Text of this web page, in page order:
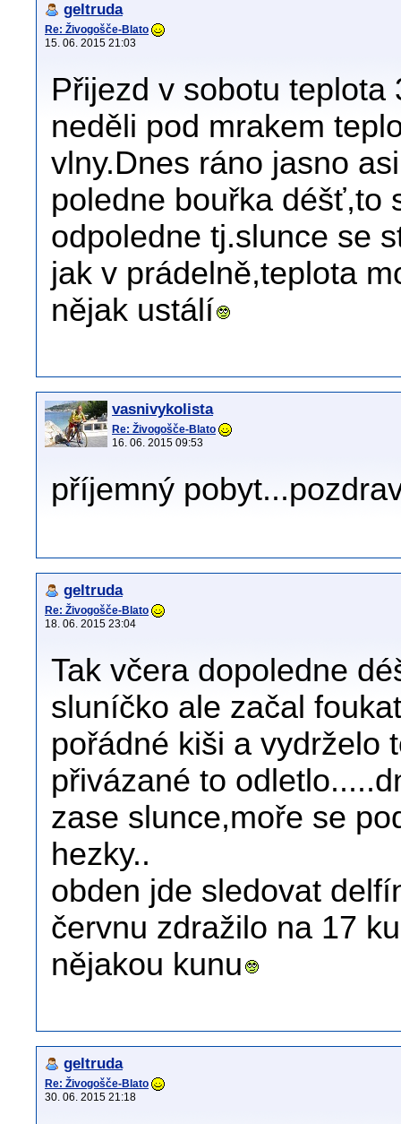
geltruda
Re: Živogošče-Blato
15. 06. 2015 21:03
Přijezd v sobotu
neděli pod mrakem
vlny.Dnes ráno jasno
poledne bouřka déšť,to
odpoledne tj.slunce se
jak v prádelně,teplota
nějak ustálí
vasnivykolista
Re: Živogošče-Blato
16. 06. 2015 09:53
příjemný
geltruda
Re: Živogošče-Blato
18. 06. 2015 23:04
Tak včera dopoledne
sluníčko ale začal
pořádné kiši a vydrželo
přivázané to
zase slunce,moře se
hezky..
obden jde sledovat
červnu zdražilo na 17
nějakou kunu
geltruda
Re: Živogošče-Blato
30. 06. 2015 21:18